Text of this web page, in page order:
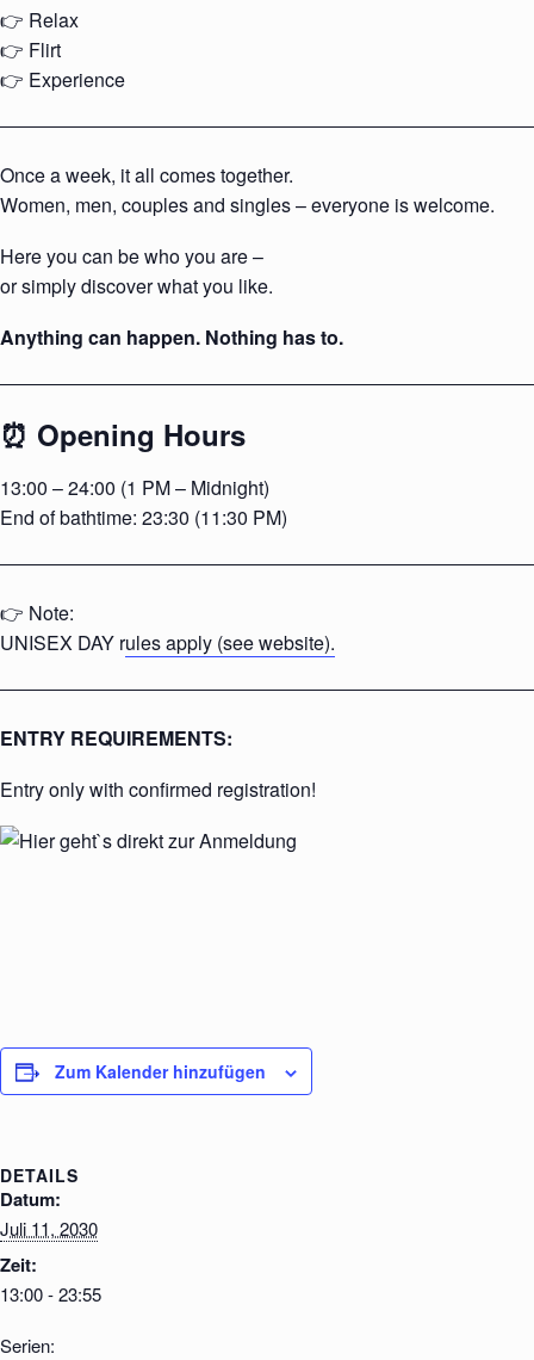
👉 Relax
👉 Flirt
👉 Experience
Once a week, it all comes together.
Women, men, couples and singles – everyone is welcome.
Here you can be who you are –
or simply discover what you like.
Anything can happen. Nothing has to.
⏰ Opening Hours
13:00 – 24:00 (1 PM – Midnight)
End of bathtime: 23:30 (11:30 PM)
👉 Note:
UNISEX DAY rules apply (see website).
ENTRY REQUIREMENTS:
Entry only with confirmed registration!
Zum Kalender hinzufügen
DETAILS
Datum:
Juli 11, 2030
Zeit:
13:00 - 23:55
Serien: